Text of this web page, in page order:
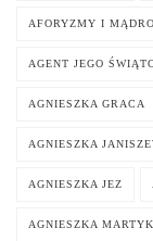
AFORYZMY I
AGENT JEGO
AGNIESZKA GRACA
AGNIESZKA
AGNIESZKA JEZ
AGNIESZKA